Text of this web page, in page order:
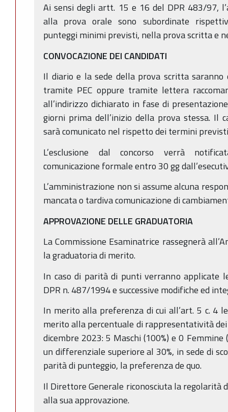
Ai sensi degli artt. 15 e 16 del DPR 483/97,
alla prova orale sono subordinate
punteggi minimi previsti, nella prova scritta e
CONVOCAZIONE DEI CANDIDATI
Il diario e la sede della prova scritta saranno
tramite PEC oppure tramite lettera
all’indirizzo dichiarato in fase di
giorni prima dell’inizio della prova stessa. Il
sarà comunicato nel rispetto dei termini
L’esclusione dal concorso verrà
comunicazione formale entro 30 gg
L’amministrazione non si assume alcuna
mancata o tardiva comunicazione di
APPROVAZIONE DELLE GRADUATORIA
La Commissione Esaminatrice rassegnerà
la graduatoria di merito.
In caso di parità di punti verranno applicate
DPR n. 487/1994 e successive modifiche ed
In merito alla preferenza di cui all’art. 5 c. 4
merito alla percentuale di rappresentatività
dicembre 2023: 5 Maschi (100%) e 0 Femmine
un differenziale superiore al 30%, in sede di
parità di punteggio, la preferenza de quo.
Il Direttore Generale riconosciuta la regolarità
alla sua approvazione.